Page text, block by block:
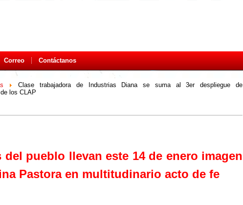
Correo Contáctanos
Clase trabajadora de Industrias Diana se suma al 3er despliegue de
los CLAP
del pueblo llevan este 14 de enero imagen
Pastora en multitudinario acto de fe